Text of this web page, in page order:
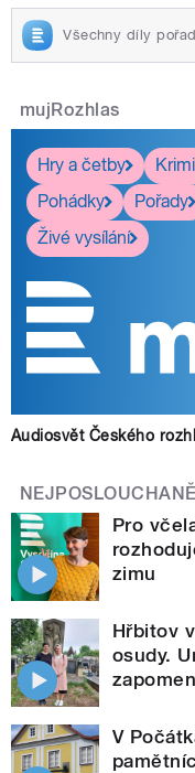
Všechny díly
mujRozhlas
Hry a četby
Krimi
Pohádky
Pořady
Živé vysílání
Audiosvět Českého
Pro
zimu
Hřbitov
osudy.
V